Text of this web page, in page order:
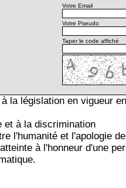
Votre Email
Votre Pseudo
Taper le code affiché